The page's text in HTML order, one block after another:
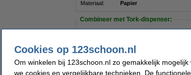
Materiaal:
Papier
Combineer met Tork-dispenser:
Tork H3-dispenser Z-vouw/C-vouw
Tork H3-dispenser Z-vouw/C-vouw
Cookies op 123schoon.nl
Om winkelen bij 123schoon.nl zo gemakkelijk
we cookies en vergelijkbare technieken. De